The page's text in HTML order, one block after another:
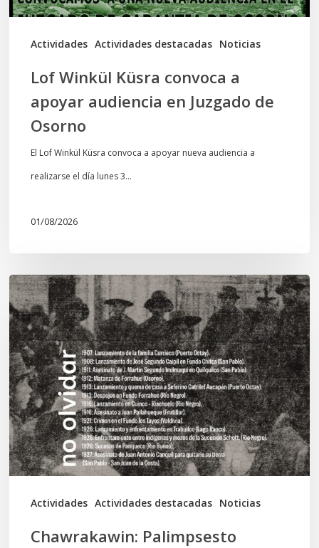
Actividades Actividades destacadas Noticias
Juzgado
Lof Winkül Küsra convoca a
apoyar audiencia en Juzgado de
Osorno
El Lof Winkül Küsra convoca a apoyar nueva audiencia a
realizarse el día lunes 3…
01/08/2026
Actividades Actividades destacadas Noticias
Chawrakawin:
Palimpsesto
explora
a
través
del
arte
las
tensiones
documentales
Chawrakawin: Palimpsesto